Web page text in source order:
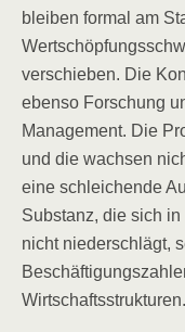
bleiben formal am
verschieben. Die
ebenso Forschung
Management. Die
und die wachsen
eine schleichende
Substanz, die sich
nicht niederschlägt,
Wirtschaftsstrukturen.